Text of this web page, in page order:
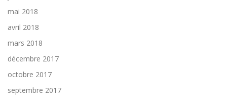
mai 2018
avril 2018
mars 2018
décembre 2017
octobre 2017
septembre 2017